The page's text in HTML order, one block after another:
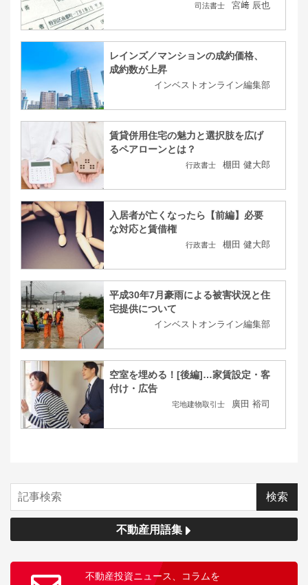
司法書士 宮﨑 辰也
レインズ／マンションの成約価格、
成約数が上昇
インベストオンライン編集部
賃貸併用住宅の魅力と選択肢を広げ
るペアローンとは？
行政書士 棚田 健大郎
入居者が亡くなったら【前編】必要
な対応と賃借権
行政書士 棚田 健大郎
平成30年7月豪雨による被害状況と住
宅提供について
インベストオンライン編集部
空室を埋める！[後編]…家賃設定・客
付け・広告
宅地建物取引士 廣田 裕司
不動産用語集
不動産投資ニュース、コラムを